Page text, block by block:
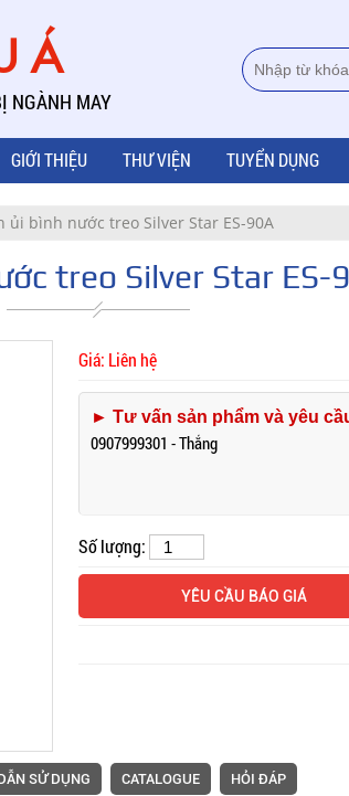
Á
NGÀNH MAY
GIỚI THIỆU THƯ VIỆN TUYỂN DỤNG
ủi bình nước treo Silver Star ES-90A
treo Silver Star ES-
Giá: Liên hệ
► Tư vấn sản phẩm và yêu
0907999301 - Thắng
Số lượng:
YÊU CẦU BÁO GIÁ
SỬ DỤNG CATALOGUE HỎI ĐÁP